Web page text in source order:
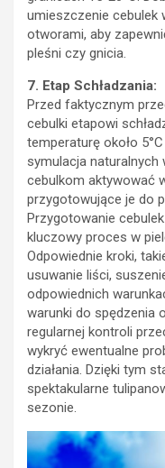
umieszczenie cebulek
otworami, aby
pleśni czy gnicia.
7. Etap Schładzania:
Przed faktycznym
cebulki etapowi
temperaturę około
symulacja
cebulkom aktywować
przygotowujące je do
Przygotowanie
kluczowy proces w
Odpowiednie kroki,
usuwanie liści,
odpowiednich
warunki do spędzenia
regularnej kontroli
wykryć ewentualne
działania. Dzięki tym
spektakularne
sezonie.